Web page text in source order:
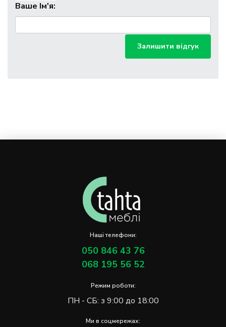
Ваше Ім'я:
Залишити відгук
Наші телефони:
050 846 43 76
068 195 56 52
Режим роботи:
ПН - СБ: з 9:00 до 18:00
Ми в соцмережах: